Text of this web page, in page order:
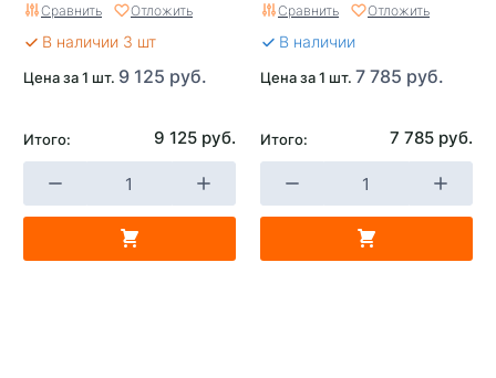
Сравнить Отложить
В наличии 3 шт
Цена за 1 шт. 9 125 руб.
Итого: 9 125 руб.
Сравнить Отложить
В наличии
Цена за 1 шт. 7 785 руб.
Итого: 7 785 руб.